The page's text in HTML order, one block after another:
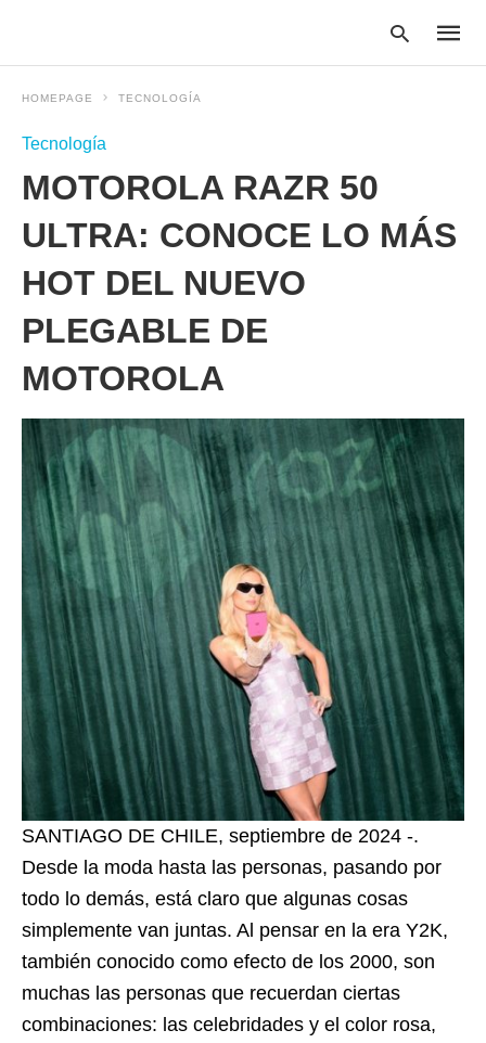
query
and
HOMEPAGE TECNOLOGÍA
Tecnología
MOTOROLA RAZR 50
ULTRA: CONOCE LO MÁS
HOT DEL NUEVO
PLEGABLE DE
MOTOROLA
SANTIAGO DE CHILE, septiembre de 2024 -.
Desde la moda hasta las personas, pasando por
todo lo demás, está claro que algunas cosas
simplemente van juntas. Al pensar en la era Y2K,
también conocido como efecto de los 2000, son
muchas las personas que recuerdan ciertas
combinaciones: las celebridades y el color rosa,